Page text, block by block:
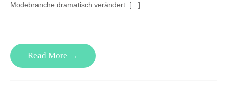
Modebranche dramatisch verändert. […]
Read More →